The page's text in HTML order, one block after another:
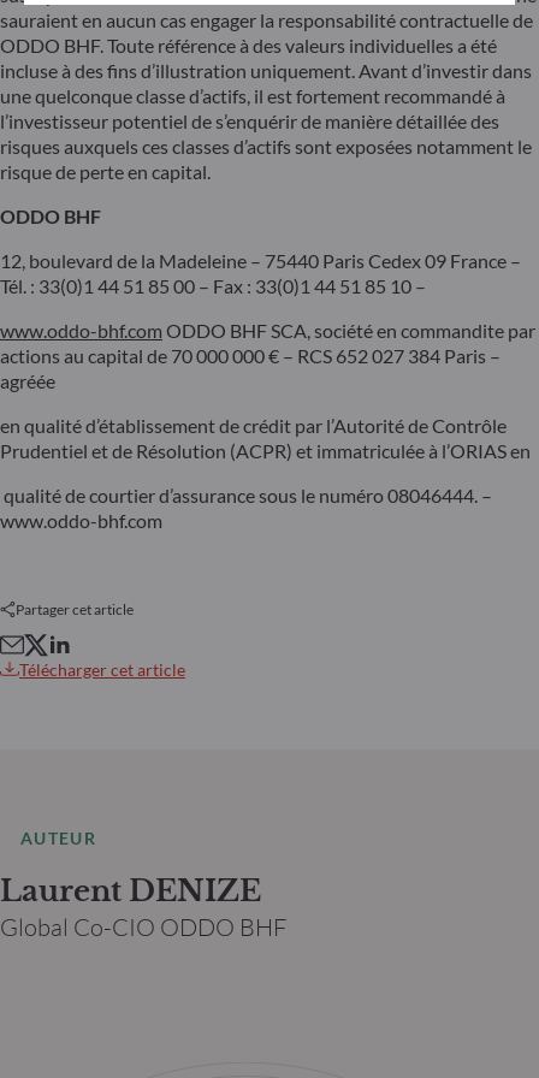
sauraient en aucun cas engager la responsabilité contractuelle de
ODDO BHF. Toute référence à des valeurs individuelles a été
incluse à des fins d’illustration uniquement. Avant d’investir dans
une quelconque classe d’actifs, il est fortement recommandé à
l’investisseur potentiel de s’enquérir de manière détaillée des
risques auxquels ces classes d’actifs sont exposées notamment le
risque de perte en capital.
ODDO BHF
12, boulevard de la Madeleine – 75440 Paris Cedex 09 France –
Tél. : 33(0)1 44 51 85 00 – Fax : 33(0)1 44 51 85 10 –
www.oddo-bhf.com ODDO BHF SCA, société en commandite par
actions au capital de 70 000 000 € – RCS 652 027 384 Paris –
agréée
en qualité d’établissement de crédit par l’Autorité de Contrôle
Prudentiel et de Résolution (ACPR) et immatriculée à l’ORIAS en
qualité de courtier d’assurance sous le numéro 08046444. –
www.oddo-bhf.com
Partager cet article
Télécharger cet article
AUTEUR
Laurent DENIZE
Global Co-CIO ODDO BHF